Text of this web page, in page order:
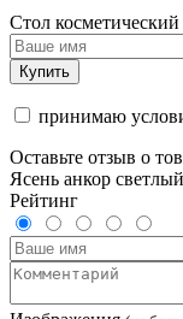
Стол
Купить
принимаю
Оставьте отзыв о
Ясень анкор светлый
Рейтинг